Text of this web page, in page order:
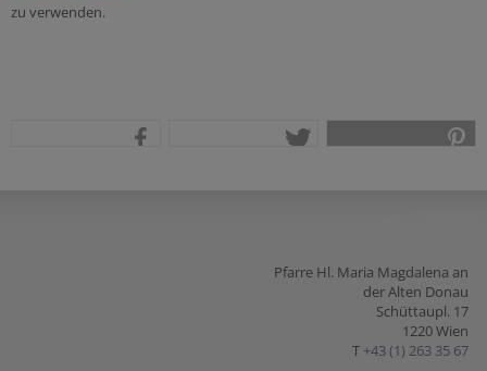
zu verwenden.
Pfarre Hl. Maria Magdalena an
der Alten Donau
Schüttaupl. 17
1220 Wien
T +43 (1) 263 35 67